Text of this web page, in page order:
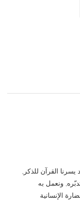
القرآن للذكر,
ونعمل به
الإنسانية